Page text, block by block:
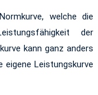
welche die
der
kann ganz anders
eigene Leistungskurve